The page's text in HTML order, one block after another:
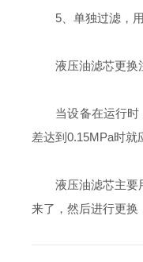
5、单独过滤，用
液压油滤芯更换
当设备在运行时，
差达到0.15MPa时就
液压油滤芯主要用
来了，然后进行更换